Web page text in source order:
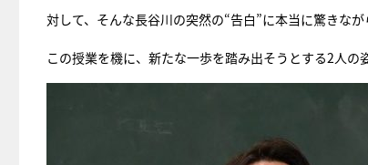
対して、そんな長谷川の突然の“告白”に本当に驚きな
この授業を機に、新たな一歩を踏み出そうとする2人の